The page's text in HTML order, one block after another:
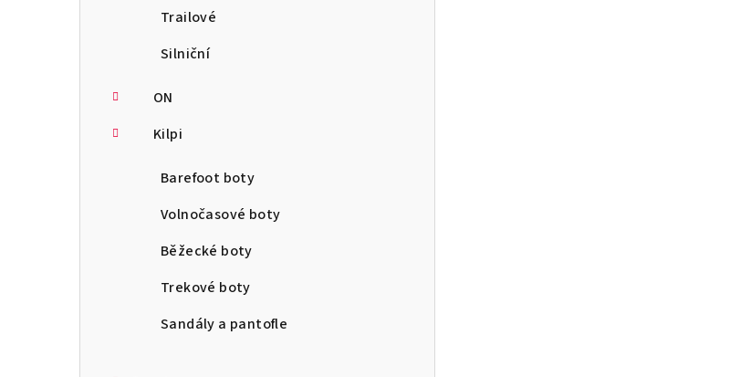
Trailové
Silniční
ON
Kilpi
Barefoot boty
Volnočasové boty
Běžecké boty
Trekové boty
Sandály a pantofle